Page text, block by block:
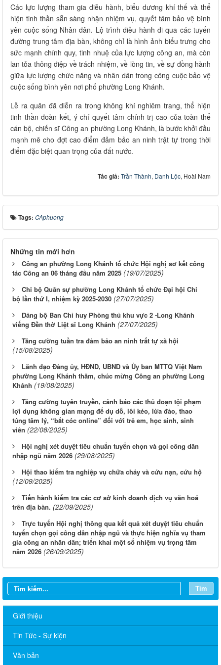
Các lực lượng tham gia diễu hành, biểu dương khí thế và thể
hiện tinh thần sẵn sàng nhận nhiệm vụ, quyết tâm bảo vệ bình
yên cuộc sống Nhân dân. Lộ trình diễu hành đi qua các tuyến
đường trung tâm địa bàn, không chỉ là hình ảnh biểu trưng cho
sức mạnh chính quy, tinh nhuệ của lực lượng công an, mà còn
lan tỏa thông điệp về trách nhiệm, về lòng tin, về sự đồng hành
giữa lực lượng chức năng và nhân dân trong công cuộc bảo vệ
cuộc sống bình yên nơi phố phường Long Khánh.
Lễ ra quân đã diễn ra trong không khí nghiêm trang, thể hiện
tinh thần đoàn kết, ý chí quyết tâm chính trị cao của toàn thể
cán bộ, chiến sĩ Công an phường Long Khánh, là bước khởi đầu
mạnh mẽ cho đợt cao điểm đảm bảo an ninh trật tự trong thời
điểm đặc biệt quan trọng của đất nước.
Tác giả: Trần Thành, Danh Lộc, Hoài Nam
Tags: CAphuong
Những tin mới hơn
Công an phường Long Khánh tổ chức Hội nghị sơ kết công
tác Công an 06 tháng đầu năm 2025 (19/07/2025)
Chi bộ Quân sự phường Long Khánh tổ chức Đại hội Chi
bộ lần thứ I, nhiệm kỳ 2025-2030 (27/07/2025)
Đảng bộ Ban Chỉ huy Phòng thủ khu vực 2 -Long Khánh
viếng Đền thờ Liệt sĩ Long Khánh (27/07/2025)
Tăng cường tuần tra đảm bảo an ninh trẩt tự xã hội
(15/08/2025)
Lãnh đạo Đảng ủy, HĐND, UBND và Ủy ban MTTQ Việt Nam
phường Long Khánh thăm, chúc mừng Công an phường Long
Khánh (19/08/2025)
Tăng cường tuyên truyền, cảnh báo các thủ đoạn tội phạm
lợi dụng không gian mạng để dụ dỗ, lôi kéo, lừa đảo, thao
túng tâm lý, “bắt cóc online” đối với trẻ em, học sinh, sinh
viên (22/08/2025)
Hội nghị xét duyệt tiêu chuẩn tuyển chọn và gọi công dân
nhập ngũ năm 2026 (29/08/2025)
Hội thao kiểm tra nghiệp vụ chữa cháy và cứu nạn, cứu hộ
(12/09/2025)
Tiến hành kiểm tra các cơ sở kinh doanh dịch vụ văn hoá
trên địa bàn. (22/09/2025)
Trực tuyến Hội nghị thông qua kết quả xét duyệt tiêu chuẩn
tuyển chọn gọi công dân nhập ngũ và thực hiện nghĩa vụ tham
gia công an nhân dân; triển khai một số nhiệm vụ trọng tâm
năm 2026 (26/09/2025)
Tìm
Giới thiệu
Tin Tức - Sự kiện
Văn bản